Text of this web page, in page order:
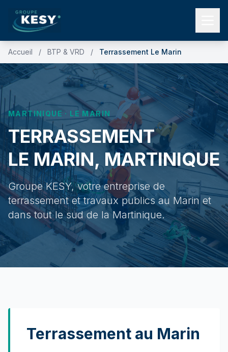
Accueil / BTP & VRD / Terrassement Le Marin
MARTINIQUE · LE MARIN
TERRASSEMENT
LE MARIN, MARTINIQUE
Groupe KESY, votre entreprise de
terrassement et travaux publics au Marin et
dans tout le sud de la Martinique.
Terrassement au Marin